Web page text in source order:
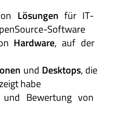
Lösungen für IT-
Software
Hardware, auf der
und Desktops, die
habe
und Bewertung von